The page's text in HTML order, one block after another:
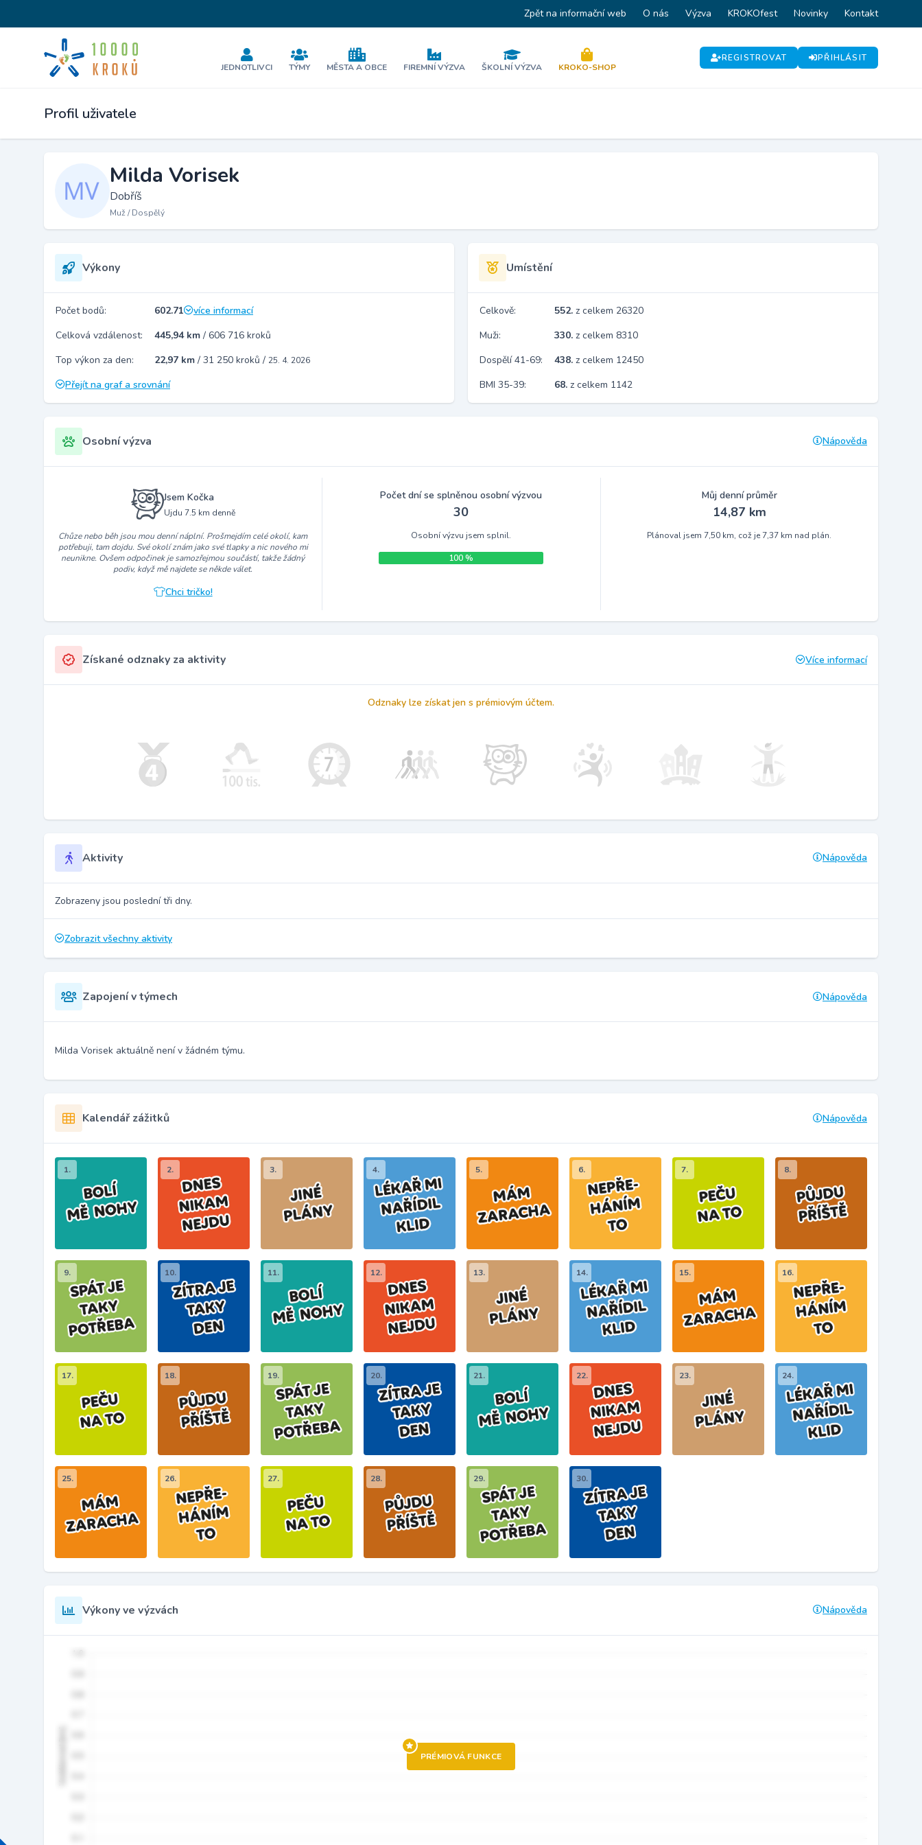
Zpět na informační web O nás Výzva KROKOfest Novinky Kontakt
JEDNOTLIVCI TÝMY MĚSTA A OBCE FIREMNÍ VÝZVA ŠKOLNÍ VÝZVA KROKO-SHOP
REGISTROVAT PŘIHLÁSIT
Profil uživatele
Milda Vorisek
Dobříš
Muž / Dospělý
Výkony
Počet bodů: 602.71
více informací
Celková vzdálenost:
445,94 km / 606 716 kroků
Top výkon za den:
22,97 km / 31 250 kroků / 25. 4. 2026
Přejít na graf a srovnání
Umístění
Celkově: 552. z celkem 26320
Muži:
330. z celkem 8310
Dospělí 41-69:
438. z celkem 12450
BMI 35-39:
68. z celkem 1142
Osobní výzva Nápověda
Jsem Kočka
Ujdu 7.5 km denně
Chůze nebo běh jsou mou denní náplní. Prošmejdím celé okolí, kam
potřebuji, tam dojdu. Své okolí znám jako své tlapky a nic nového mi
neunikne. Ovšem odpočinek je samozřejmou součástí, takže žádný
podiv, když mě najdete se někde válet.
Chci tričko!
Počet dní se splněnou osobní výzvou
30
Osobní výzvu jsem splnil.
100 %
Můj denní průměr
14,87 km
Plánoval jsem 7,50 km, což je 7,37 km nad plán.
Získané odznaky za aktivity Více informací
Odznaky lze získat jen s prémiovým účtem.
Aktivity Nápověda
Zobrazeny jsou poslední tři dny.
Zobrazit všechny aktivity
Zapojení v týmech Nápověda
Milda Vorisek aktuálně není v žádném týmu.
Kalendář zážitků Nápověda
1. 2. 3. 4. 5. 6. 7. 8.
9. 10. 11. 12. 13. 14. 15. 16.
17. 18. 19. 20. 21. 22. 23. 24.
25. 26. 27. 28. 29. 30.
Výkony ve výzvách Nápověda
PRÉMIOVÁ FUNKCE